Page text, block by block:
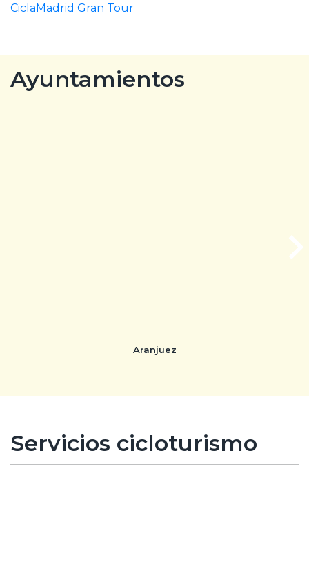
CiclaMadrid Gran Tour
Ayuntamientos
Aranjuez
Servicios cicloturismo